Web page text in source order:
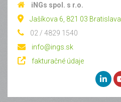
iNGs spol. s r.o.
Jašíkova 6, 821 03 Bratislava
02 / 4829 1540
info@ings.sk
fakturačné údaje